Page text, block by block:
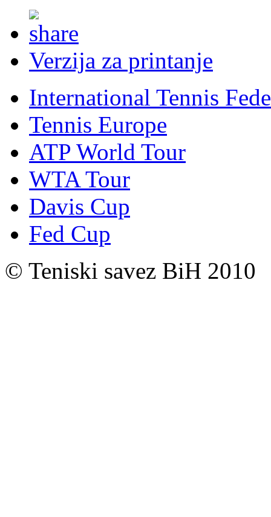
Verzija za printanje
International Tennis
Tennis Europe
ATP World Tour
WTA Tour
Davis Cup
Fed Cup
© Teniski savez BiH 2010